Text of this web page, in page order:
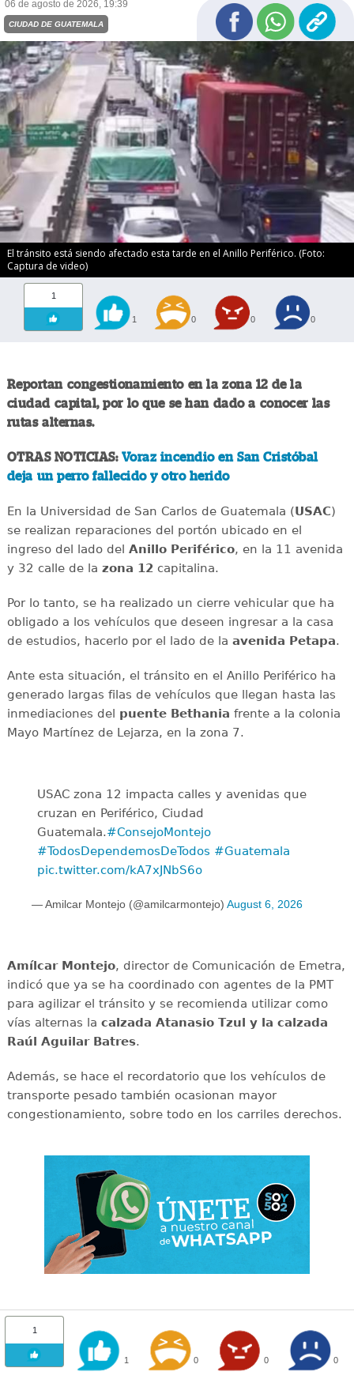
06 de agosto de 2026, 19:39
CIUDAD DE GUATEMALA
El tránsito está siendo afectado esta tarde en el Anillo Periférico. (Foto:
Captura de video)
1
1 0 0 0
Reportan congestionamiento en la zona 12 de la
ciudad capital, por lo que se han dado a conocer las
rutas alternas.
OTRAS NOTICIAS: Voraz incendio en San Cristóbal
deja un perro fallecido y otro herido
En la Universidad de San Carlos de Guatemala (USAC)
se realizan reparaciones del portón ubicado en el
ingreso del lado del Anillo Periférico, en la 11 avenida
y 32 calle de la zona 12capitalina.
Por lo tanto, se ha realizado un cierre vehicular que ha
obligado a los vehículos que deseen ingresar a la casa
de estudios, hacerlo por el lado de la avenida Petapa.
Ante esta situación, el tránsito en el Anillo Periférico ha
generado largas filas de vehículos que llegan hasta las
inmediaciones del puente Bethania frente a la colonia
Mayo Martínez de Lejarza, en la zona 7.
USAC zona 12 impacta calles y avenidas que
cruzan en Periférico, Ciudad
Guatemala.#ConsejoMontejo
#TodosDependemosDeTodos #Guatemala
pic.twitter.com/kA7xJNbS6o
— Amilcar Montejo (@amilcarmontejo) August 6, 2026
Amílcar Montejo, director de Comunicación de Emetra,
indicó que ya se ha coordinado con agentes de la PMT
para agilizar el tránsito y se recomienda utilizar como
vías alternas la calzada Atanasio Tzul y la calzada
Raúl Aguilar Batres.
Además, se hace el recordatorio que los vehículos de
transporte pesado también ocasionan mayor
congestionamiento, sobre todo en los carriles derechos.
1
1 0 0 0